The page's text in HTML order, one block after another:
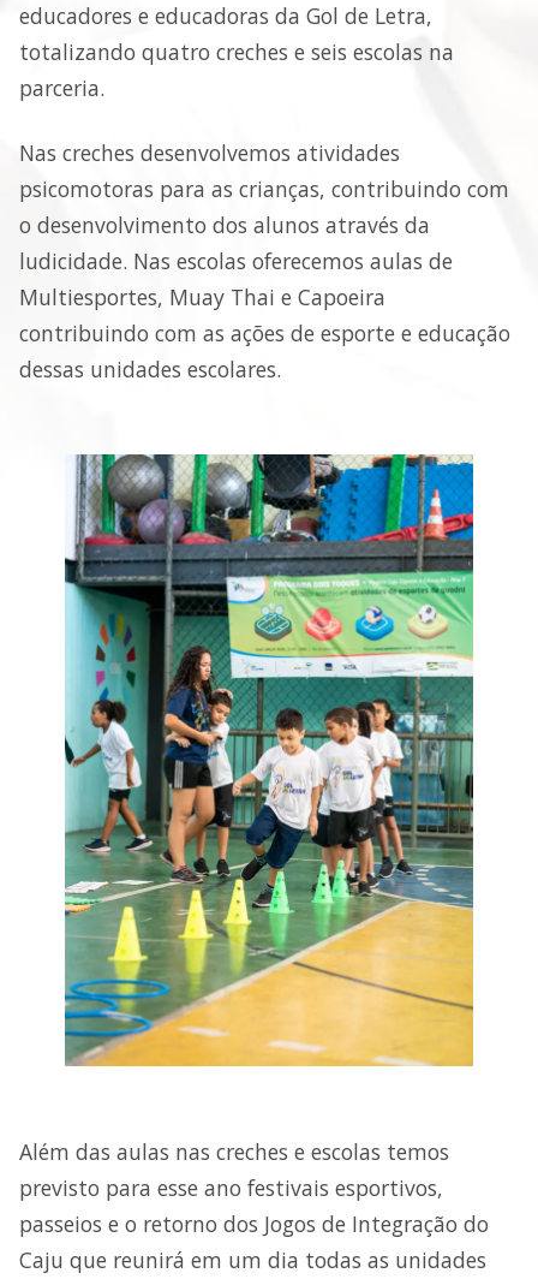
educadores e educadoras da Gol de Letra,
totalizando quatro creches e seis escolas na
parceria.
Nas creches desenvolvemos atividades
psicomotoras para as crianças, contribuindo com
o desenvolvimento dos alunos através da
ludicidade. Nas escolas oferecemos aulas de
Multiesportes, Muay Thai e Capoeira
contribuindo com as ações de esporte e educação
dessas unidades escolares.
Além das aulas nas creches e escolas temos
previsto para esse ano festivais esportivos,
passeios e o retorno dos Jogos de Integração do
Caju que reunirá em um dia todas as unidades